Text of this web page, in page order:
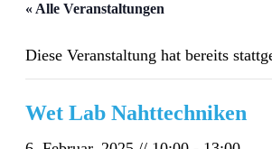
« Alle Veranstaltungen
Diese Veranstaltung hat bereits
Wet Lab Nahttechniken